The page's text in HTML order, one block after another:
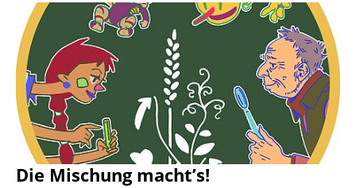
Die Mischung macht’s!